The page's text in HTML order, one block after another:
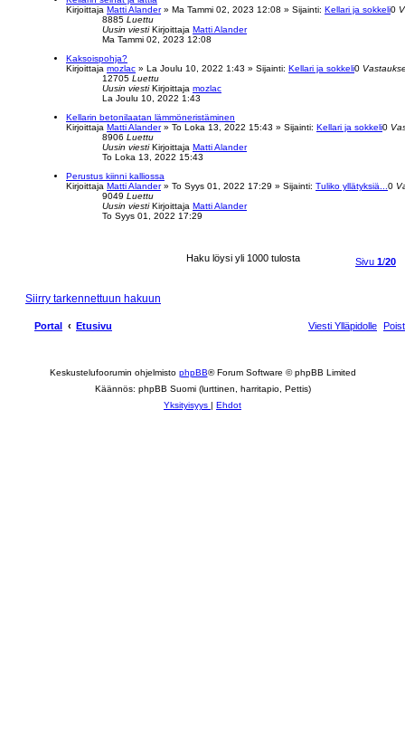
Kirjoittaja Matti Alander» Ma Tammi 02, 2023 12:08 » Sijainti: Kellari ja sokkeli0
8885 Luettu
Uusin viestiKirjoittaja Matti Alander
Ma Tammi 02, 2023 12:08
Kaksoispohja?
Kirjoittaja mozlac » La Joulu 10, 2022 1:43 » Sijainti: Kellari ja sokkeli0
12705 Luettu
Uusin viestiKirjoittaja mozlac
La Joulu 10, 2022 1:43
Kellarin betonilaatan lämmöneristäminen
Kirjoittaja Matti Alander» To Loka 13, 2022 15:43 » Sijainti: Kellari ja sokkeli0
8906 Luettu
Uusin viestiKirjoittaja Matti Alander
To Loka 13, 2022 15:43
Perustus kiinni kalliossa
Kirjoittaja Matti Alander» To Syys 01, 2022 17:29 » Sijainti: Tuliko yllätyksiä... 0
9049 Luettu
Uusin viestiKirjoittaja Matti Alander
To Syys 01, 2022 17:29
Haku löysi yli 1000 tulosta Sivu 1/20
Siirry tarkennettuun hakuun
Portal Etusivu Viesti Ylläpidolle
Keskustelufoorumin ohjelmisto phpBB® Forum Software © phpBB Limited
Käännös: phpBB Suomi (lurttinen, harritapio, Pettis)
Yksityisyys | Ehdot